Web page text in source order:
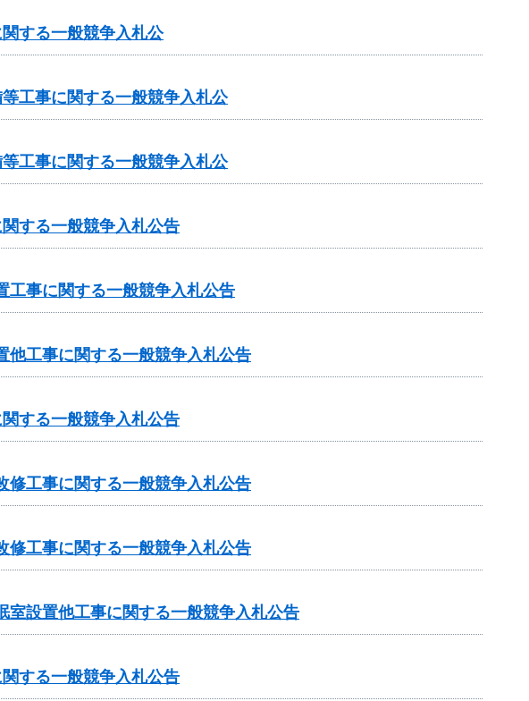
する一般競争入札公
工事に関する一般競争入札公
工事に関する一般競争入札公
する一般競争入札公告
工事に関する一般競争入札公告
他工事に関する一般競争入札公告
する一般競争入札公告
修工事に関する一般競争入札公告
修工事に関する一般競争入札公告
室設置他工事に関する一般競争入札公告
する一般競争入札公告